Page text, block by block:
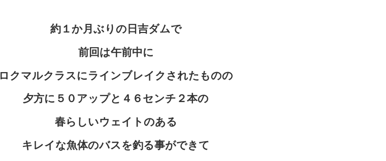
約１か月ぶりの日吉ダムで
前回は午前中に
ロクマルクラスにラインブレイクされたものの
夕方に５０アップと４６センチ２本の
春らしいウェイトのある
キレイな魚体のバスを釣る事ができて